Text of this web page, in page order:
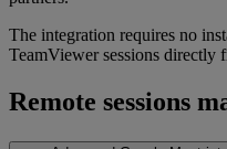
The integration requires no
TeamViewer sessions directly
Remote sessions